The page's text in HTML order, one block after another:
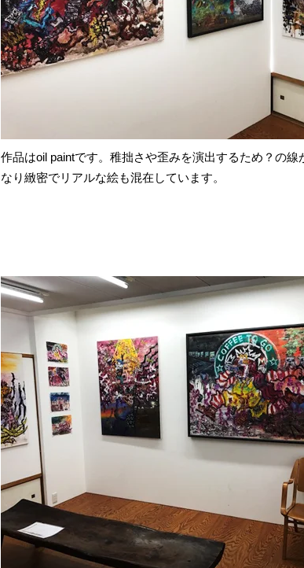
作品はoil paintです。稚拙さや歪みを演出するため？の
なり緻密でリアルな絵も混在しています。